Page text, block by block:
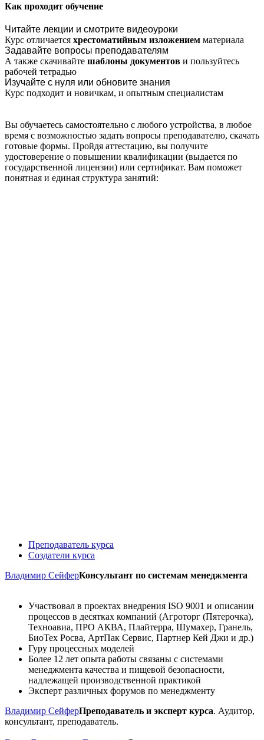
Как проходит обучение
Читайте лекции и смотрите видеоуроки
Курс отличается хрестоматийным изложением материала
Задавайте вопросы преподавателям
А также скачивайте шаблоны документов и пользуйтесь
рабочей тетрадью
Изучайте с нуля или обновите знания
Курс подходит и новичкам, и опытным специалистам
Вы обучаетесь самостоятельно с любого устройства, в любое
время с возможностью задать вопросы преподавателю, скачать
готовые формы. Пройдя аттестацию, вы получите
удостоверение о повышении квалификации (выдается по
государственной лицензии) или сертификат. Вам поможет
понятная и единая структура занятий:
Преподаватель курса
Создатели курса
Владимир СейферКонсультант по системам менеджмента
Участвовал в проектах внедрения ISO 9001 и описании
процессов в десятках компаний (Агроторг (Пятерочка),
Техноавиа, ПРО АКВА, Плайтерра, Шумахер, Гранель,
БиоТех Росва, АртПак Сервис, Партнер Кей Джи и др.)
Гуру процессных моделей
Более 12 лет опыта работы связаны с системами
менеджмента качества и пищевой безопасности,
надлежащей производственной практикой
Эксперт различных форумов по менеджменту
Владимир СейферПреподаватель и эксперт курса. Аудитор,
консультант, преподаватель.